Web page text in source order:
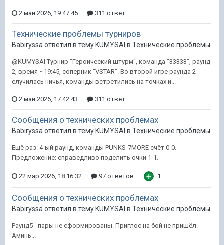
2 май 2026, 19:47:45 311 ответ
Технические проблемы турниров
Babiryssa ответил в тему KUMYSAI в Технические проблемы
@KUMYSAI Турнир "Героический штурм", команда "33333", раунд
2, время ~19:45, соперник "VSTAR". Во второй игре раунда 2
случилась ничья, команды встретились на точках и...
2 май 2026, 17:42:43 311 ответ
Сообщения о технических проблемах
Babiryssa ответил в тему KUMYSAI в Технические проблемы
Ещё раз: 4-ый раунд, команды PUNKS-7MORE счёт 0-0.
Предложение: справедливо поделить очки 1-1.
22 мар 2026, 18:16:32 97 ответов 1
Сообщения о технических проблемах
Babiryssa ответил в тему KUMYSAI в Технические проблемы
Раунд5 - пары не сформированы. Приглос на бой не пришёл.
Аминь...